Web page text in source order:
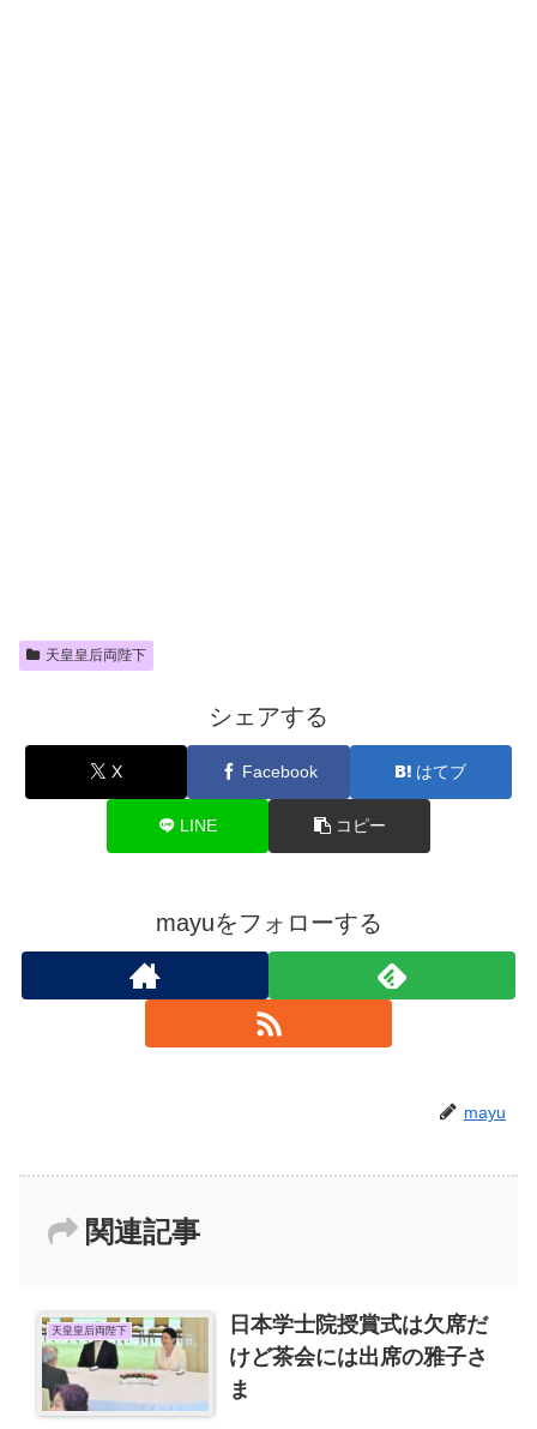
天皇皇后両陛下
シェアする
X Facebook はてブ
LINE コピー
mayuをフォローする
mayu
関連記事
天皇皇后両陛下
日本学士院授賞式は欠席だ
けど茶会には出席の雅子さ
ま